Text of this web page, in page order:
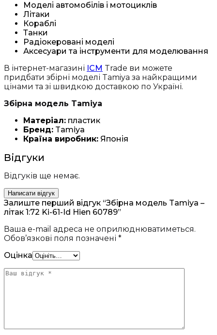
Моделі автомобілів і мотоциклів
Літаки
Кораблі
Танки
Радіокеровані моделі
Аксесуари та інструменти для моделювання
В інтернет-магазині ICM Trade ви можете
придбати збірні моделі Tamiya за найкращими
цінами та зі швидкою доставкою по Україні.
Збірна модель Tamiya
Матеріал: пластик
Бренд: Tamiya
Країна виробник: Японія
Відгуки
Відгуків ще немає.
Написати відгук
Залиште перший відгук “Збірна модель Tamiya –
літак 1:72 Ki-61-Id Hien 60789”
Ваша e-mail адреса не оприлюднюватиметься.
Обов’язкові поля позначені *
Оцінка